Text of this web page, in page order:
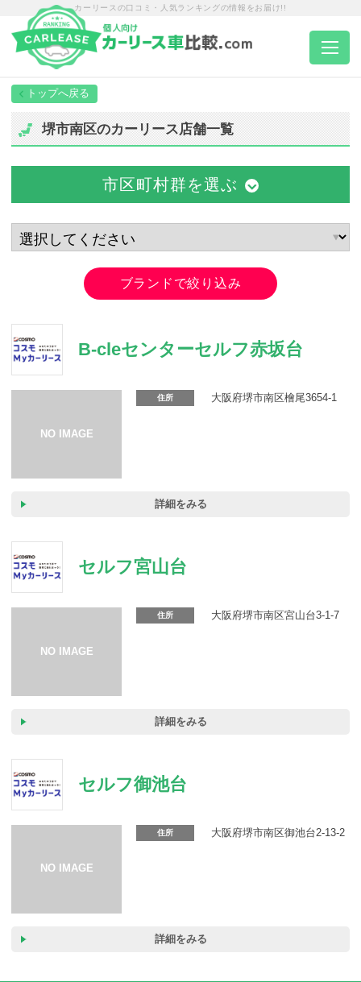
カーリースの口コミ・人気ランキングの情報をお届け!!
トップページ
エリア別ランキング
エリア別店舗一覧
カーリース体験談
堺市南区のカーリース店舗一覧
市区町村群を選ぶ
ブランドで絞り込み
B-cleセンターセルフ赤坂台
住所 大阪府堺市南区檜尾3654-1
詳細をみる
セルフ宮山台
住所 大阪府堺市南区宮山台3-1-7
詳細をみる
セルフ御池台
住所 大阪府堺市南区御池台2-13-2
詳細をみる